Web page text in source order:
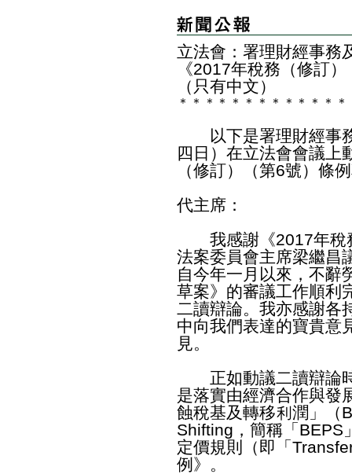
立法會：署理財經事務
《2017年稅務（修訂
（只有中文）
＊ ＊ ＊ ＊ ＊ ＊ ＊ ＊ ＊ ＊ ＊ ＊ ＊
以下是署理財經事務
四日）在立法會會議上
（修訂）（第6號）條
代主席：
我感謝《2017年稅
法案委員會主席梁繼昌
自今年一月以來，不辭
草案》的審議工作順利
二讀辯論。我亦感謝各
中向我們表達的寶貴意
見。
正如動議二讀辯論時
是落實由經濟合作與發
蝕稅基及轉移利潤」（
Shifting，簡稱「BEPS
定價規則（即「
例》。